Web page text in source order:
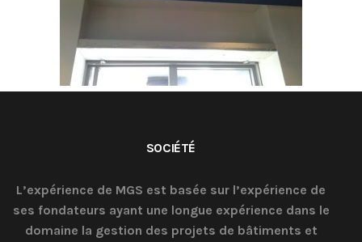
SOCIÉTÉ
L’expérience de MGS est basée sur l’expérience de
ses fondateurs ayant une longue expérience dans le
domaine la gestion des projets de bâtiments et